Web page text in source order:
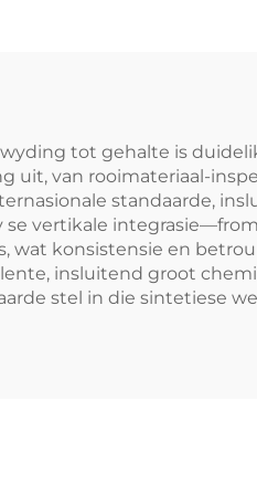
tot gehalte is
uit, van rooimateriaal-
standaarde,
se vertikale
wat konsistensie en
insluitend groot
stel in die sintetiese